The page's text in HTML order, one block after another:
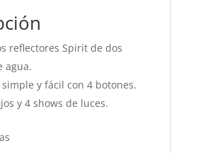
reflectores Spirit de dos
agua.
y fácil con 4 botones.
y 4 shows de luces.